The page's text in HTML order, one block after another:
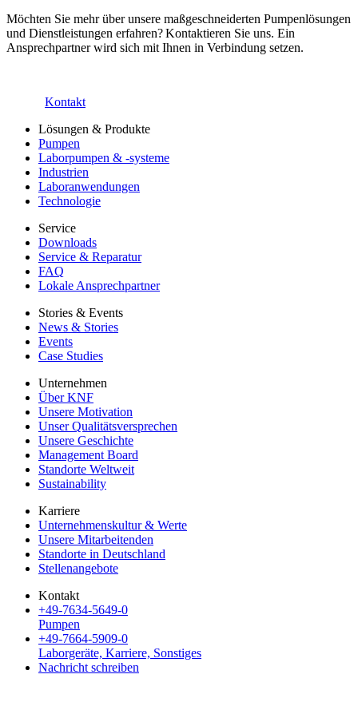
Möchten Sie mehr über unsere maßgeschneiderten Pumpenlösungen
und Dienstleistungen erfahren? Kontaktieren Sie uns. Ein
Ansprechpartner wird sich mit Ihnen in Verbindung setzen.
Kontakt
Lösungen & Produkte
Pumpen
Laborpumpen & -systeme
Industrien
Laboranwendungen
Technologie
Service
Downloads
Service & Reparatur
FAQ
Lokale Ansprechpartner
Stories & Events
News & Stories
Events
Case Studies
Unternehmen
Über KNF
Unsere Motivation
Unser Qualitätsversprechen
Unsere Geschichte
Management Board
Standorte Weltweit
Sustainability
Karriere
Unternehmenskultur & Werte
Unsere Mitarbeitenden
Standorte in Deutschland
Stellenangebote
Kontakt
+49-7634-5649-0
Pumpen
+49-7664-5909-0
Laborgeräte, Karriere, Sonstiges
Nachricht schreiben